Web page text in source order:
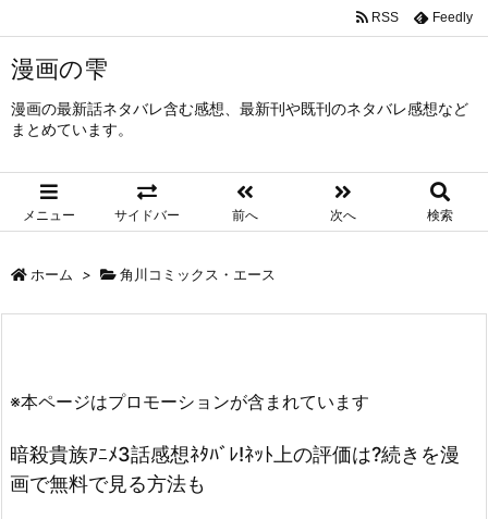
漫画の雫
漫画の最新話ネタバレ含む感想、最新刊や既刊のネタバレ感想など
まとめています。
メニュー サイドバー 前へ 次へ 検索
RSS Feedly
ホーム > 角川コミックス・エース
※本ページはプロモーションが含まれています
暗殺貴族ｱﾆﾒ3話感想ﾈﾀﾊﾞﾚ!ﾈｯﾄ上の評価は?続きを漫
画で無料で見る方法も